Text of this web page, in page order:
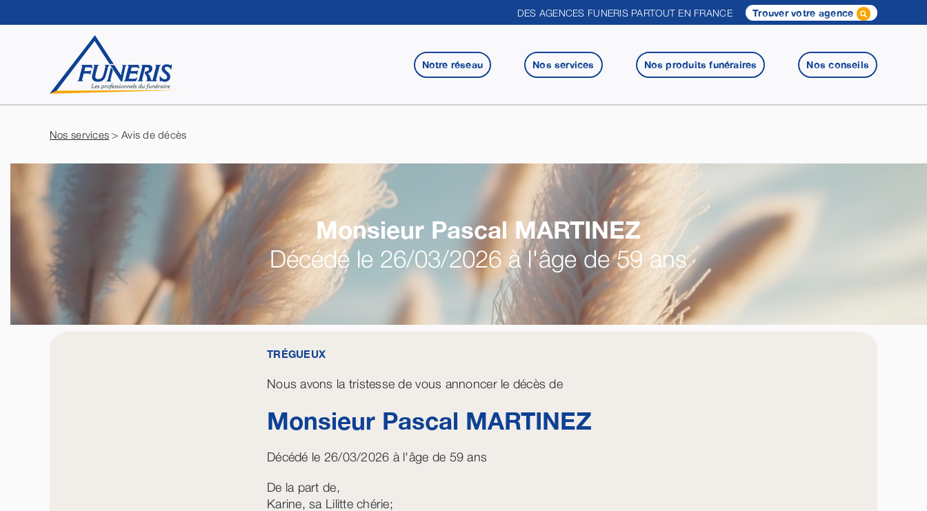
au
DES AGENCES FUNERIS PARTOUT EN FRANCE Trouver votre agence
Notre réseau Nos services Nos produits funéraires Nos conseils
Nos services > Avis de décès
Monsieur Pascal MARTINEZ
Décédé le 26/03/2026 à l'âge de 59 ans
TRÉGUEUX
Nous avons la tristesse de vous annoncer le décès de
Monsieur Pascal MARTINEZ
Décédé le 26/03/2026 à l'âge de 59 ans
De la part de,
Karine, sa Lilitte chérie;